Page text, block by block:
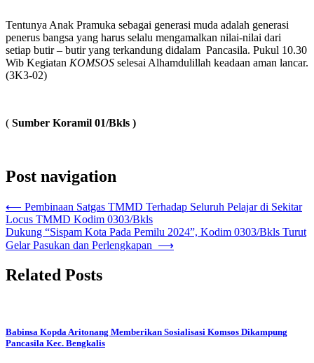
Tentunya Anak Pramuka sebagai generasi muda adalah generasi
penerus bangsa yang harus selalu mengamalkan nilai-nilai dari
setiap butir – butir yang terkandung didalam Pancasila. Pukul 10.30
Wib Kegiatan KOMSOS selesai Alhamdulillah keadaan aman lancar.
(3K3-02)
( Sumber Koramil 01/Bkls )
Post navigation
⟵ Pembinaan Satgas TMMD Terhadap Seluruh Pelajar di Sekitar
Locus TMMD Kodim 0303/Bkls
Dukung “Sispam Kota Pada Pemilu 2024”, Kodim 0303/Bkls Turut
Gelar Pasukan dan Perlengkapan ⟶
Related Posts
Babinsa Kopda Aritonang Memberikan Sosialisasi Komsos Dikampung
Pancasila Kec. Bengkalis